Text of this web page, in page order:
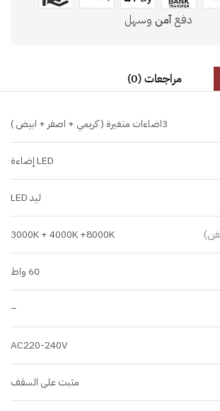
دفعآمن وسهل
مراجعات (0)
3اضاءات متغيرة ( كريمي + اصفر + ابيض )
LED إضاءة
ليد LED
3000K + 4000K +8000K
60 واط
–
AC220-240V
مثبت على السقف